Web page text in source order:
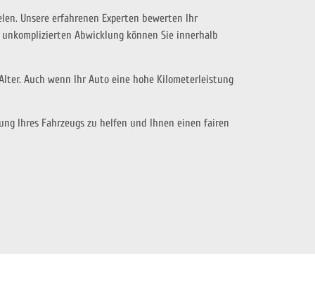
Unsere erfahrenen Experten bewerten Ihr
Abwicklung können Sie innerhalb
Auch wenn Ihr Auto eine hohe Kilometerleistung
Ihres Fahrzeugs zu helfen und Ihnen einen fairen